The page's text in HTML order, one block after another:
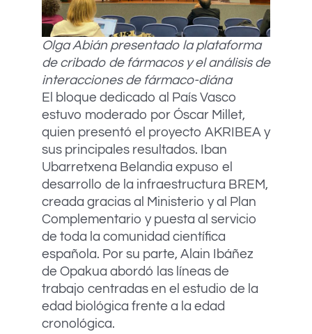
Olga Abián presentado la plataforma
de cribado de fármacos y el análisis de
interacciones de fármaco-diána
El bloque dedicado al País Vasco
estuvo moderado por Óscar Millet,
quien presentó el proyecto AKRIBEA y
sus principales resultados. Iban
Ubarretxena Belandia expuso el
desarrollo de la infraestructura BREM,
creada gracias al Ministerio y al Plan
Complementario y puesta al servicio
de toda la comunidad científica
española. Por su parte, Alain Ibáñez
de Opakua abordó las líneas de
trabajo centradas en el estudio de la
edad biológica frente a la edad
cronológica.